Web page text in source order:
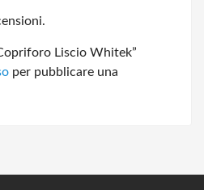
Liscio Whitek”
per pubblicare una